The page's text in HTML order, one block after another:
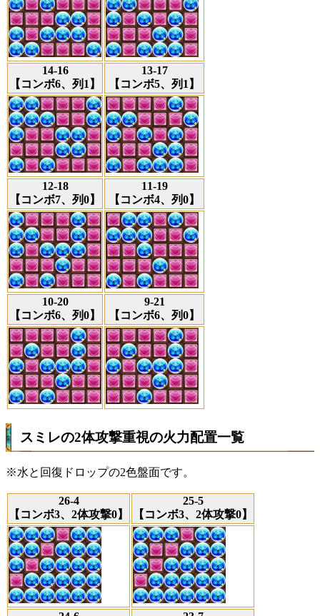
14-16
【コンボ6、列1】
13-17
【コンボ5、列1】
12-18
【コンボ7、列0】
11-19
【コンボ4、列0】
10-20
【コンボ6、列0】
9-21
【コンボ6、列0】
スミレの2体攻撃重視の火力配置一覧
※水と回復ドロップの2色盤面です。
26-4
【コンボ3、2体攻撃0】
25-5
【コンボ3、2体攻撃0】